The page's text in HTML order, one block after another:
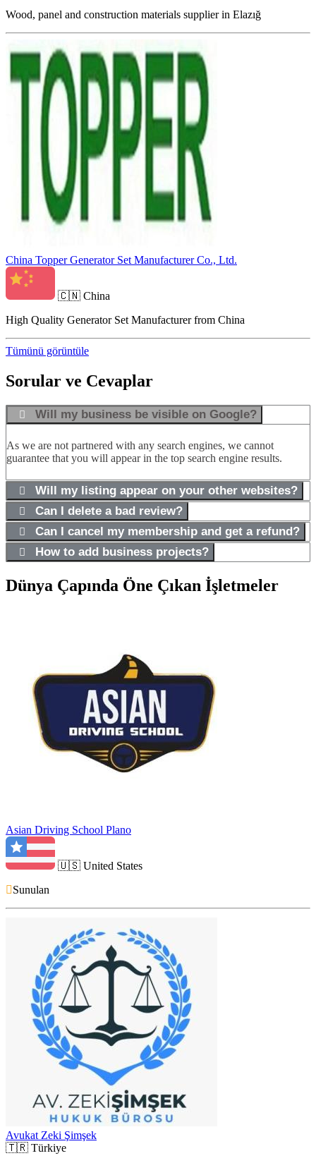
Wood, panel and construction materials supplier in Elazığ
China Topper Generator Set Manufacturer Co., Ltd.
🇨🇳 China
High Quality Generator Set Manufacturer from China
Tümünü görüntüle
Sorular ve Cevaplar
Will my business be visible on Google?
As we are not partnered with any search engines, we cannot
guarantee that you will appear in the top search engine results.
Will my listing appear on your other websites?
Can I delete a bad review?
Can I cancel my membership and get a refund?
How to add business projects?
Dünya Çapında Öne Çıkan İşletmeler
Asian Driving School Plano
🇺🇸 United States
Sunulan
Avukat Zeki Şimşek
🇹🇷 Türkiye